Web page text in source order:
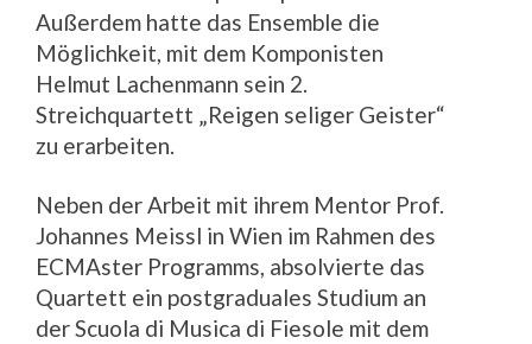
Außerdem hatte das Ensemble die
Möglichkeit, mit dem Komponisten
Helmut Lachenmann sein 2.
Streichquartett „Reigen seliger Geister“
zu erarbeiten.
Neben der Arbeit mit ihrem Mentor Prof.
Johannes Meissl in Wien im Rahmen des
ECMAster Programms, absolvierte das
Quartett ein postgraduales Studium an
der Scuola di Musica di Fiesole mit dem